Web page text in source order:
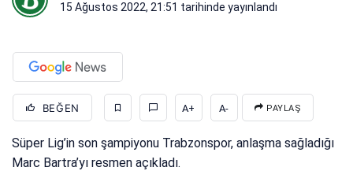
15 Ağustos 2022, 21:51 tarihinde yayınlandı
BEĞEN A+ A- PAYLAŞ
Süper Lig’in son şampiyonu Trabzonspor, anlaşma sağladığı
Marc Bartra’yı resmen açıkladı.